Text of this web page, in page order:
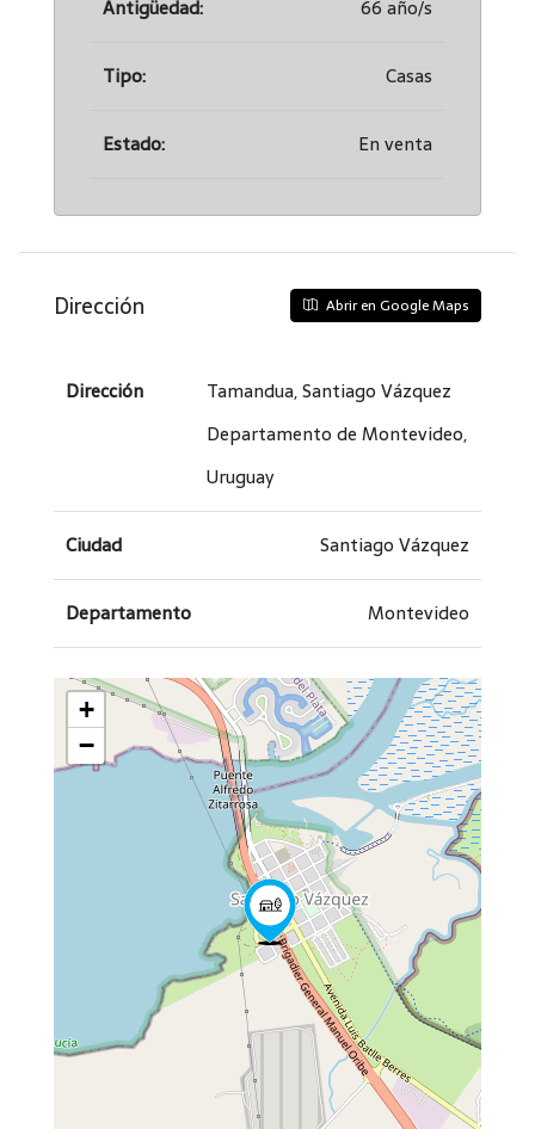
Antigüedad: 66 año/s
Tipo: Casas
Estado: En venta
Dirección Abrir en Google Maps
Dirección
Tamandua, Santiago Vázquez
Departamento de Montevideo,
Uruguay
Ciudad Santiago Vázquez
Departamento Montevideo
+
−